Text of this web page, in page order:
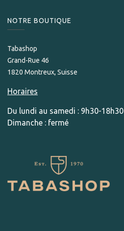
NOTRE BOUTIQUE
Tabashop
Grand-Rue 46
1820 Montreux, Suisse
Horaires
Du lundi au samedi : 9h30-18h30
Dimanche : fermé